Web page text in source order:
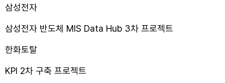
삼성전자
삼성전자 반도체 MIS Data Hub 3차 프로젝트
한화토탈
KPI 2차 구축 프로젝트